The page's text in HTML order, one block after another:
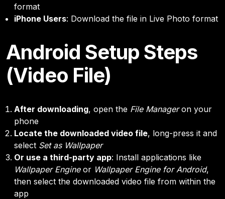
format
iPhone Users: Download the file in Live Photo format
Android Setup Steps
(Video File)
After downloading, open the File Manageron your
phone
Locate the downloaded video file, long-press it and
select Set as Wallpaper
Or use a third-party app: Install applications like
Wallpaper Engineor Wallpaper Engine for Android,
then select the downloaded video file from within the
app